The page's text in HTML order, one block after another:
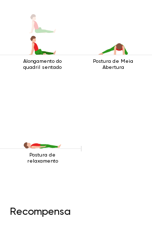
Alongamento do
quadril sentado
Postura de Meia
Abertura
Postura de
relaxamento
Recompensa